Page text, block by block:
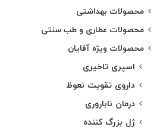
محصولات بهداشتی
محصولات عطاری و طب سنتی
محصولات ویژه آقایان
اسپری تاخیری
داروی تقویت نعوظ
درمان ناباروری
ژل بزرگ کننده